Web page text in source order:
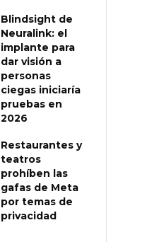
Blindsight de
Neuralink: el
implante para
dar visión a
personas
ciegas iniciaría
pruebas en
2026
Restaurantes y
teatros
prohíben las
gafas de Meta
por temas de
privacidad